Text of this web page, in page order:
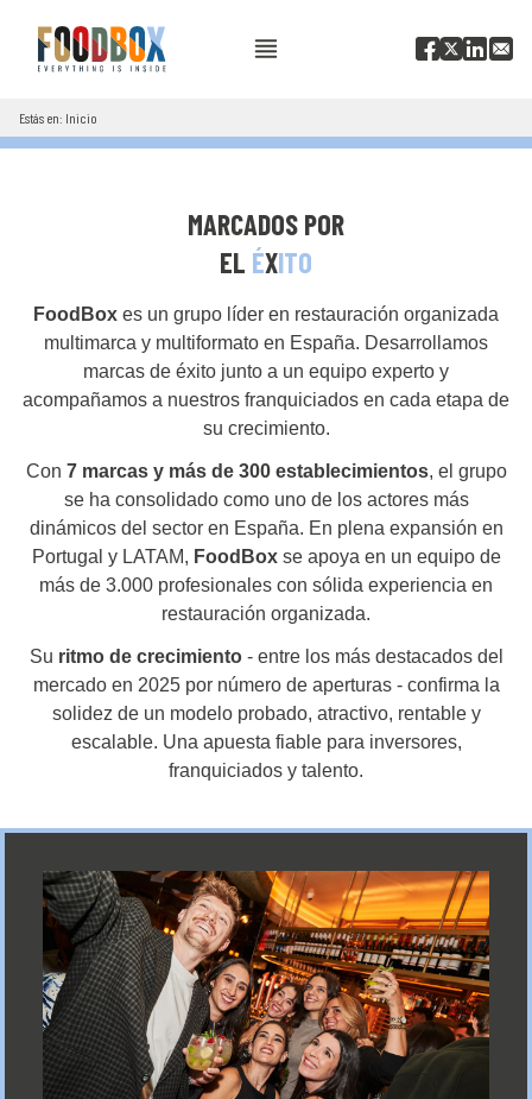
Estás en: Inicio
MARCADOS POR
EL ÉXITO
FoodBox es un grupo líder en restauración organizada
multimarca y multiformato en España. Desarrollamos
marcas de éxito junto a un equipo experto y
acompañamos a nuestros franquiciados en cada etapa de
su crecimiento.
Con 7 marcas y más de 300 establecimientos, el grupo
se ha consolidado como uno de los actores más
dinámicos del sector en España. En plena expansión en
Portugal y LATAM, FoodBoxse apoya en un equipo de
más de 3.000 profesionales con sólida experiencia en
restauración organizada.
Su ritmo de crecimiento - entre los más destacados del
mercado en 2025 por número de aperturas - confirma la
solidez de un modelo probado, atractivo, rentable y
escalable. Una apuesta fiable para inversores,
franquiciados y talento.